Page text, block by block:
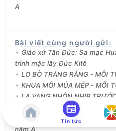
A
Bài viết cùng người gửi :
Giáo xứ Tân Đức: Sa mạc
trình mặc lấy Đức Kitô
LO BÒ TRẮNG RĂNG - MỖI
KHUA MÔI MÚA MÉP - MỖI
LA VANG NHỘN NHỊP
NG ĐỨC MẸ LA VANG LẦN
Cầu nguyện với Lời Chúa:
năm A
Tin tức